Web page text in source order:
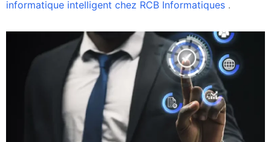
informatique intelligent chez RCB Informatiques .